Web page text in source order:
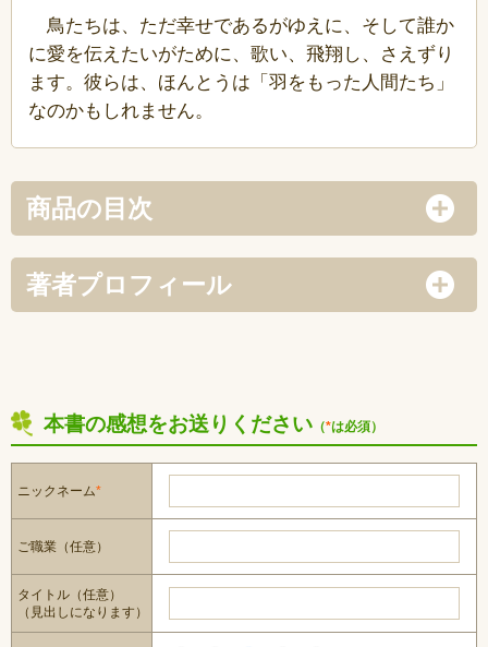
鳥たちは、ただ幸せであるがゆえに、そして誰か
に愛を伝えたいがために、歌い、飛翔し、さえずり
ます。彼らは、ほんとうは「羽をもった人間たち」
なのかもしれません。
商品の目次
著者プロフィール
本書の感想をお送りください （*は必須）
ニックネーム*
ご職業（任意）
タイトル（任意）
（見出しになります）